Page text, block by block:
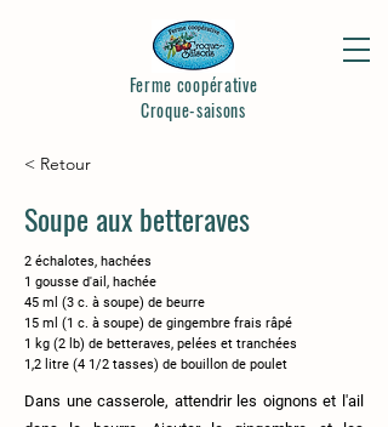
Ferme coopérative
Croque-saisons
< Retour
Soupe aux betteraves
2 échalotes, hachées
1 gousse d'ail, hachée
45 ml (3 c. à soupe) de beurre
15 ml (1 c. à soupe) de gingembre frais râpé
1 kg (2 lb) de betteraves, pelées et tranchées
1,2 litre (4 1/2 tasses) de bouillon de poulet
Dans une casserole, attendrir les oignons et l'ail